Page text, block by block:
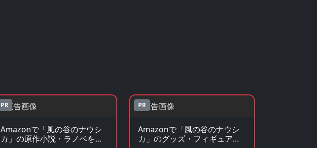
PR
Amazonで「風の谷のナウシ
カ」の原作小説・ラノベを見
PR
Amazonで「風の谷のナウシ
カ」のグッズ・フィギュアを